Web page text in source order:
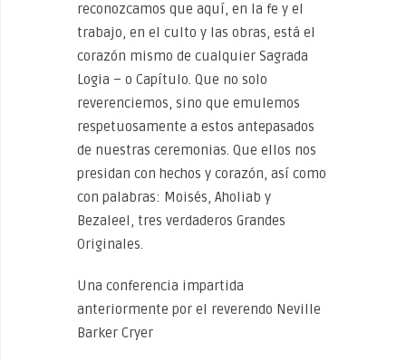
reconozcamos que aquí, en la fe y el
trabajo, en el culto y las obras, está el
corazón mismo de cualquier Sagrada
Logia – o Capítulo. Que no solo
reverenciemos, sino que emulemos
respetuosamente a estos antepasados ​​
de nuestras ceremonias. Que ellos nos
presidan con hechos y corazón, así como
con palabras: Moisés, Aholiab y
Bezaleel, tres verdaderos Grandes
Originales.
Una conferencia impartida
anteriormente por el reverendo Neville
Barker Cryer